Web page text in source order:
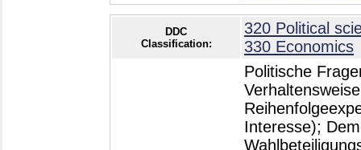
DDC
Classification:
320 Political
330 Economics
Politische
Interesse);